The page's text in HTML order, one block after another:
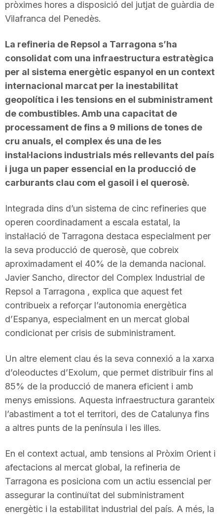
pròximes hores a disposició del jutjat de guàrdia de
Vilafranca del Penedès.
La refineria de Repsol a Tarragona s’ha
consolidat com una infraestructura estratègica
per al sistema energètic espanyol en un context
internacional marcat per la inestabilitat
geopolítica i les tensions en el subministrament
de combustibles. Amb una capacitat de
processament de fins a 9 milions de tones de
cru anuals, el complex és una de les
instal·lacions industrials més rellevants del país
i juga un paper essencial en la producció de
carburants clau com el gasoil i el querosè.
Integrada dins d’un sistema de cinc refineries que
operen coordinadament a escala estatal, la
instal·lació de Tarragona destaca especialment per
la seva producció de querosè, que cobreix
aproximadament el 40% de la demanda nacional.
Javier Sancho, director del Complex Industrial de
Repsol a Tarragona , explica que aquest fet
contribueix a reforçar l’autonomia energètica
d’Espanya, especialment en un mercat global
condicionat per crisis de subministrament.
Un altre element clau és la seva connexió a la xarxa
d’oleoductes d’Exolum, que permet distribuir fins al
85% de la producció de manera eficient i amb
menys emissions. Aquesta infraestructura garanteix
l’abastiment a tot el territori, des de Catalunya fins
a altres punts de la península i les illes.
En el context actual, amb tensions al Pròxim Orient i
afectacions al mercat global, la refineria de
Tarragona es posiciona com un actiu essencial per
assegurar la continuïtat del subministrament
energètic i la estabilitat industrial del país. A més, la